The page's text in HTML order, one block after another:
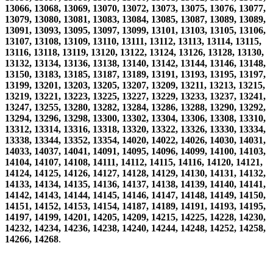
13066, 13068, 13069, 13070, 13072, 13073, 13075, 13076, 13077,
13079, 13080, 13081, 13083, 13084, 13085, 13087, 13089, 13089,
13091, 13093, 13095, 13097, 13099, 13101, 13103, 13105, 13106,
13107, 13108, 13109, 13110, 13111, 13112, 13113, 13114, 13115,
13116, 13118, 13119, 13120, 13122, 13124, 13126, 13128, 13130,
13132, 13134, 13136, 13138, 13140, 13142, 13144, 13146, 13148,
13150, 13183, 13185, 13187, 13189, 13191, 13193, 13195, 13197,
13199, 13201, 13203, 13205, 13207, 13209, 13211, 13213, 13215,
13219, 13221, 13223, 13225, 13227, 13229, 13233, 13237, 13241,
13247, 13255, 13280, 13282, 13284, 13286, 13288, 13290, 13292,
13294, 13296, 13298, 13300, 13302, 13304, 13306, 13308, 13310,
13312, 13314, 13316, 13318, 13320, 13322, 13326, 13330, 13334,
13338, 13344, 13352, 13354, 14020, 14022, 14026, 14030, 14031,
14033, 14037, 14041, 14091, 14095, 14096, 14099, 14100, 14103,
14104, 14107, 14108, 14111, 14112, 14115, 14116, 14120, 14121,
14124, 14125, 14126, 14127, 14128, 14129, 14130, 14131, 14132,
14133, 14134, 14135, 14136, 14137, 14138, 14139, 14140, 14141,
14142, 14143, 14144, 14145, 14146, 14147, 14148, 14149, 14150,
14151, 14152, 14153, 14154, 14187, 14189, 14191, 14193, 14195,
14197, 14199, 14201, 14205, 14209, 14215, 14225, 14228, 14230,
14232, 14234, 14236, 14238, 14240, 14244, 14248, 14252, 14258,
14266, 14268.